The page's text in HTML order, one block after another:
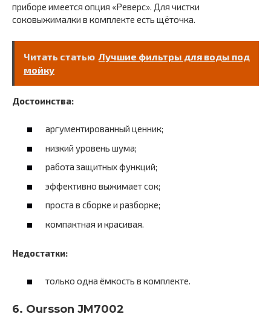
приборе имеется опция «Реверс». Для чистки
соковыжималки в комплекте есть щёточка.
Читать статью Лучшие фильтры для воды под
мойку
Достоинства:
аргументированный ценник;
низкий уровень шума;
работа защитных функций;
эффективно выжимает сок;
проста в сборке и разборке;
компактная и красивая.
Недостатки:
только одна ёмкость в комплекте.
6. Oursson JM7002